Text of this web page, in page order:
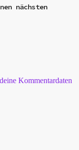
nächsten
Kommentardaten